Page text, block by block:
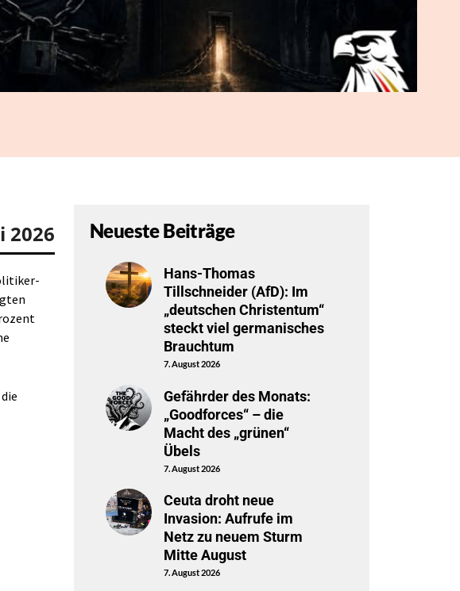
2026 Neueste Beiträge
Hans-Thomas
Tillschneider (AfD): Im
„deutschen Christentum“
steckt viel germanisches
Brauchtum
7. August 2026
Gefährder des Monats:
„Goodforces“ – die
Macht des „grünen“
Übels
7. August 2026
Ceuta droht neue
Invasion: Aufrufe im
Netz zu neuem Sturm
Mitte August
7. August 2026